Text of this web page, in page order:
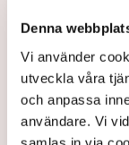
Denna
Vi använder
utveckla våra
och anpassa
användare. Vi
varnar
uppemot
Brytningen av